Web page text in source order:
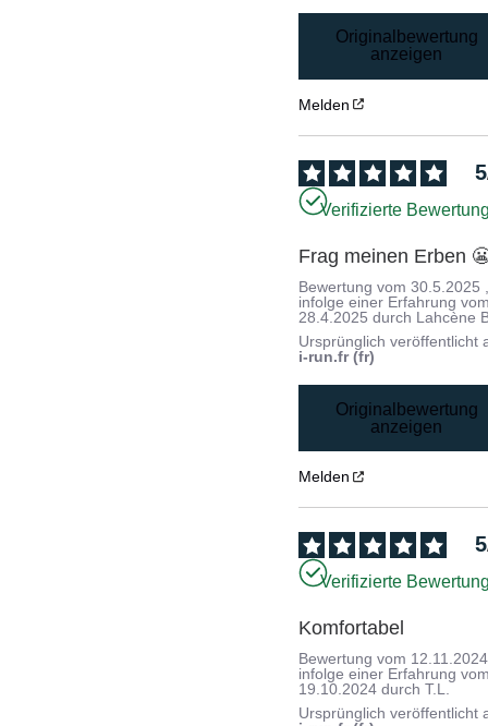
Originalbewertung
anzeigen
Melden
5
Verifizierte
Frag meinen Erben
Bewertung vom30.5.2025
infolge einer Erfahrung
28.4.2025 durch Lahcène
Ursprünglich veröffentlicht
i-run.fr (fr)
Originalbewertung
anzeigen
Melden
5
Verifizierte
Komfortabel
Bewertung vom 12.11.2024
infolge einer Erfahrung
19.10.2024 durchT.L.
Ursprünglich veröffentlicht